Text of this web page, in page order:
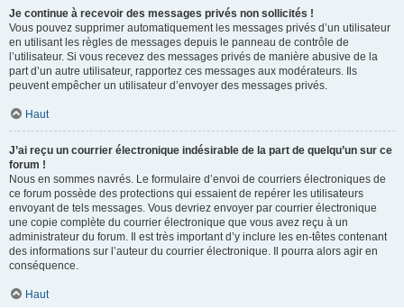
Je continue à recevoir des messages privés non sollicités !
Vous pouvez supprimer automatiquement les messages privés d’un utilisateur
en utilisant les règles de messages depuis le panneau de contrôle de
l’utilisateur. Si vous recevez des messages privés de manière abusive de la
part d’un autre utilisateur, rapportez ces messages aux modérateurs. Ils
peuvent empêcher un utilisateur d’envoyer des messages privés.
Haut
J’ai reçu un courrier électronique indésirable de la part de quelqu’un sur ce
forum !
Nous en sommes navrés. Le formulaire d’envoi de courriers électroniques de
ce forum possède des protections qui essaient de repérer les utilisateurs
envoyant de tels messages. Vous devriez envoyer par courrier électronique
une copie complète du courrier électronique que vous avez reçu à un
administrateur du forum. Il est très important d’y inclure les en-têtes contenant
des informations sur l’auteur du courrier électronique. Il pourra alors agir en
conséquence.
Haut